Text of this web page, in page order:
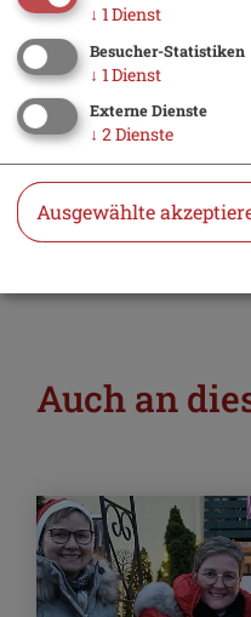
Touristikverband
Hauptstr. 14
92339 Beilngries
08461 8435
Website
Auch an
↓ 1 Dienst
Besucher-Statistiken
↓ 1 Dienst
Externe Dienste
↓ 2Dienste
Ausgewählte